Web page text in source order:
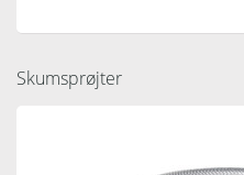
Skumsprøjter